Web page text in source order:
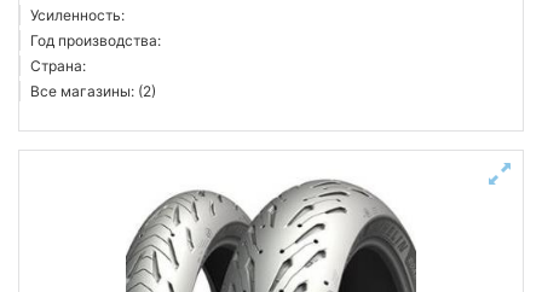
Усиленность:
Год производства:
Страна:
Все магазины: (2)
Год производства
Страна производства
Подобрать